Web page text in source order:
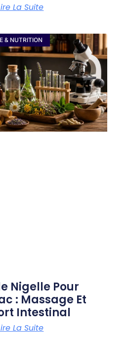
La Suite
& NUTRITION
Nigelle Pour
: Massage Et
Intestinal
La Suite